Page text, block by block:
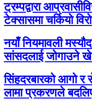
ट्रम्पद्वारा
टेक्सासमा चर्कियो
नयाँ नियमावली
सांसदलाई जोगाउने
सिंहदरबारको आगो र
लामा प्रकरणले